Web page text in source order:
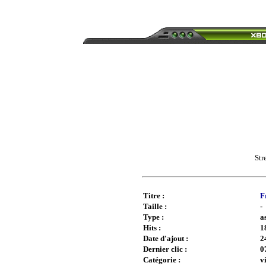
Titre :
Taille :
-
Type :
Hits :
Date d'ajout :
Dernier clic :
Catégorie :